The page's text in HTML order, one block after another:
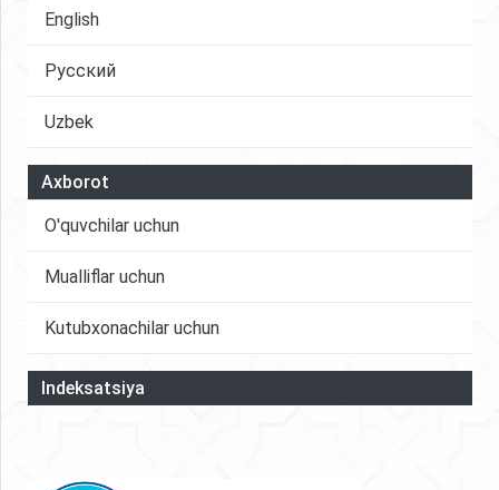
English
Русский
Uzbek
Axborot
O'quvchilar uchun
Mualliflar uchun
Kutubxonachilar uchun
Indeksatsiya